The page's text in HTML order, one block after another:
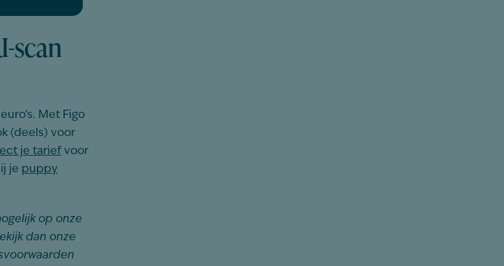
scan
Met Figo
(deels) voor
je tarief voor
je puppy
op onze
dan onze